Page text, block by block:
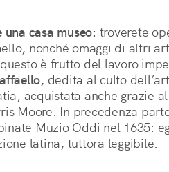
una casa museo: troverete
nonché omaggi di altri
è frutto del lavoro
dedita al culto
acquistata anche grazie
Moore. In precedenza
Muzio Oddi nel 1635:
latina, tuttora leggibile.